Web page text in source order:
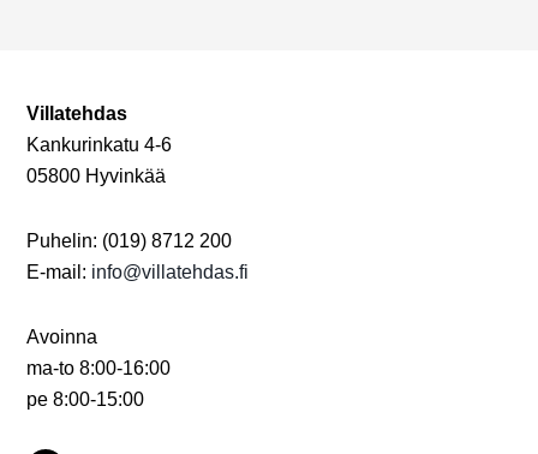
Villatehdas
Kankurinkatu 4-6
05800 Hyvinkää
Puhelin: (019) 8712 200
E-mail: info@villatehdas.fi
Avoinna
ma-to 8:00-16:00
pe 8:00-15:00